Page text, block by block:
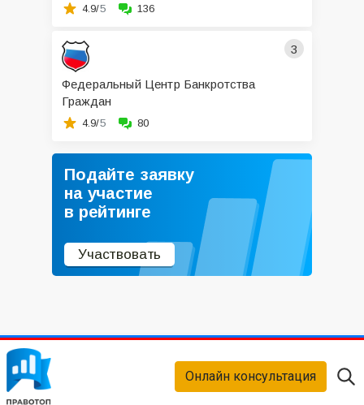
4.9/5 136
3
Федеральный Центр Банкротства
Граждан
4.9/5 80
Подайте заявку
на участие
в рейтинге
Участвовать
Онлайн консультация